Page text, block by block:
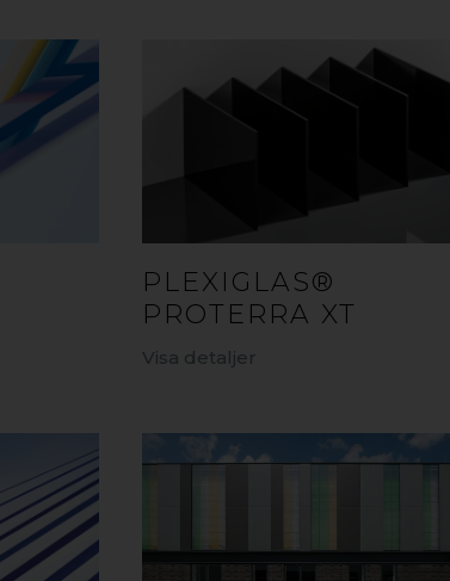
PLEXIGLAS®
PROTERRA XT
Visa detaljer